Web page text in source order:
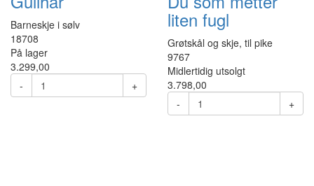
Barneskje i sølv
18708
På lager
3.299,00
-
+
liten fugl
Grøtskål og skje, til pike
9767
Midlertidig utsolgt
3.798,00
-
+